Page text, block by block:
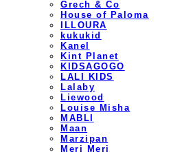
Grech & Co
House of Paloma
ILLOURA
kukukid
Kanel
Kint Planet
KIDSAGOGO
LALI KIDS
Lalaby
Liewood
Louise Misha
MABLI
Maan
Marzipan
Meri Meri